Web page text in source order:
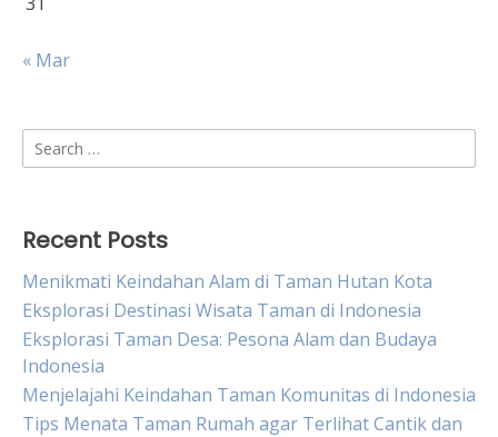
« Mar
Search
for:
Recent Posts
Menikmati Keindahan Alam di Taman Hutan Kota
Eksplorasi Destinasi Wisata Taman di Indonesia
Eksplorasi Taman Desa: Pesona Alam dan Budaya
Indonesia
Menjelajahi Keindahan Taman Komunitas di Indonesia
Tips Menata Taman Rumah agar Terlihat Cantik dan